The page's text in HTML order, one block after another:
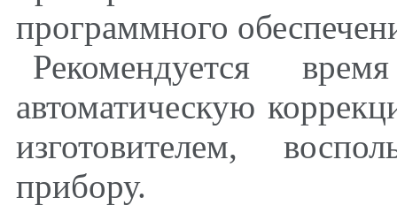
программного
Рекомендуется
автоматическую
изготовителем,
прибору.